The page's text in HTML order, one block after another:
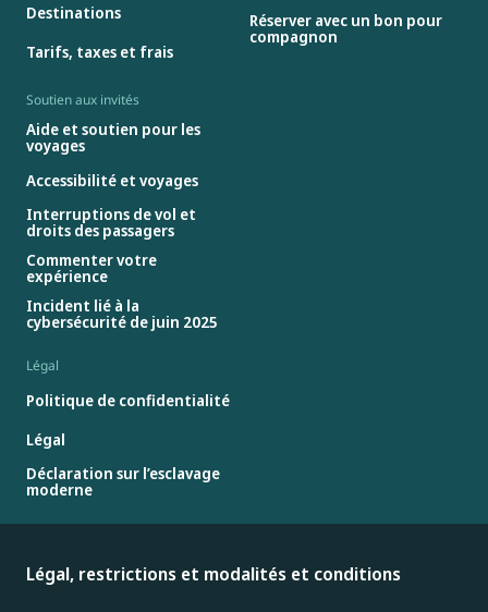
Destinations
Tarifs, taxes et frais
Réserver avec un bon pour
compagnon
Soutien aux invités
Aide et soutien pour les
voyages
Accessibilité et voyages
Interruptions de vol et
droits des passagers
Commenter votre
expérience
Incident lié à la
cybersécurité de juin 2025
Légal
Politique de confidentialité
Légal
Déclaration sur l’esclavage
moderne
Légal, restrictions et modalités et conditions